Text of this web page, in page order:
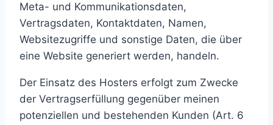
Meta- und Kommunikationsdaten,
Vertragsdaten, Kontaktdaten, Namen,
Websitezugriffe und sonstige Daten, die über
eine Website generiert werden, handeln.
Der Einsatz des Hosters erfolgt zum Zwecke
der Vertragserfüllung gegenüber meinen
potenziellen und bestehenden Kunden (Art. 6